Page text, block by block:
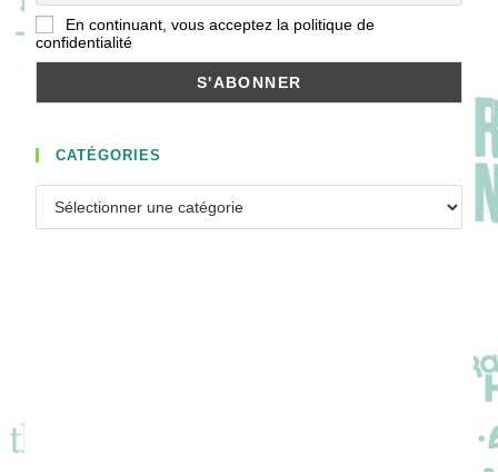
En continuant, vous acceptez la politique de
confidentialité
CATÉGORIES
Catégories